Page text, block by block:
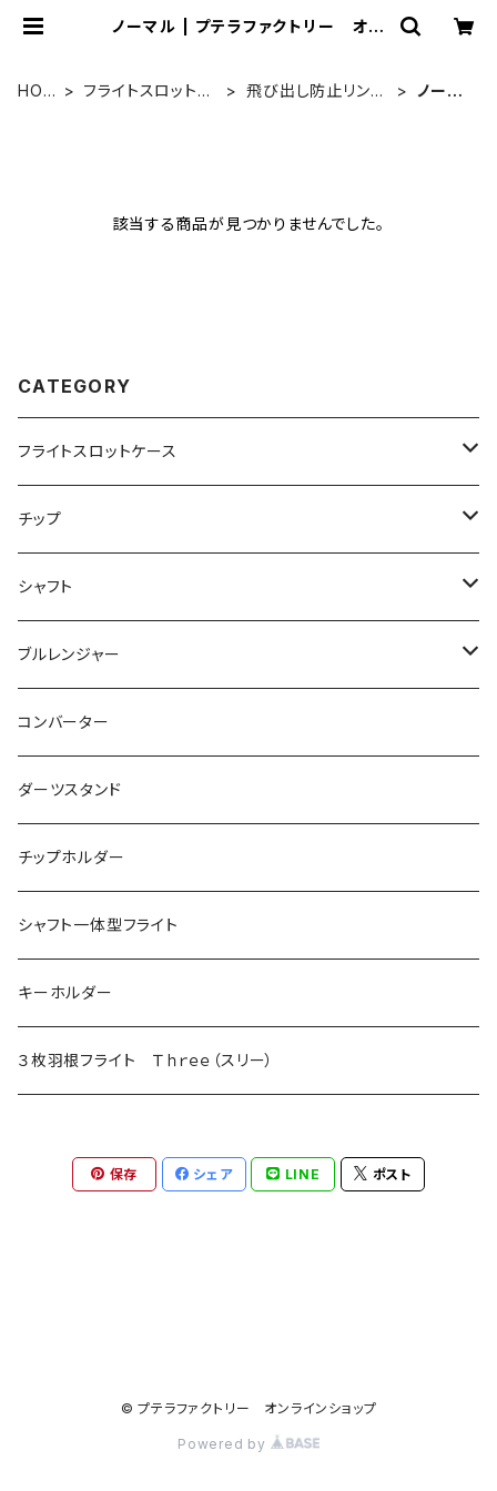
ノーマル | プテラファクトリー オン
HOM
フライトスロットケ
飛び出し防止リング
ノーマ
該当する商品が見つかりませんでした。
CATEGORY
フライトスロットケース
飛び出し防止リングなし
飛び出し防止リング付き
ノーマル
マーブル
シームレス用
チップ
２ＢＡ用チップ
シャークチップ
シャークチップコンバージョン
４ＢＡ用チップ
ドルフィンチップ
ドルフィンチップコンバージョン
シャフト
ノーマル
アクタゴンシャフト
ツインシャフト
ブルレンジャー
光るブルレンジャー
プリントバージョン
当ショップ限定発売
コンバーター
ダーツスタンド
チップホルダー
シャフト一体型フライト
キーホルダー
３枚羽根フライト Ｔｈｒｅｅ（スリー）
保存 シェア LINE ポスト
© プテラファクトリー オンラインショップ
Powered by